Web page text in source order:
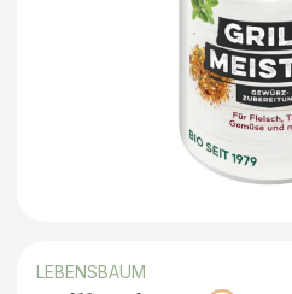
LEBENSBAUM